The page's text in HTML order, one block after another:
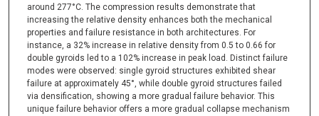
around 277°C. The compression results demonstrate that
increasing the relative density enhances both the mechanical
properties and failure resistance in both architectures. For
instance, a 32% increase in relative density from 0.5 to 0.66 for
double gyroids led to a 102% increase in peak load. Distinct failure
modes were observed: single gyroid structures exhibited shear
failure at approximately 45°, while double gyroid structures failed
via densification, showing a more gradual failure behavior. This
unique failure behavior offers a more gradual collapse mechanism